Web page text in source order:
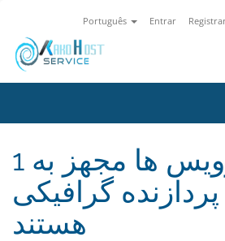
Português Entrar
کلیه سرویس ها مجهز به 1
گرافیکی
هستند